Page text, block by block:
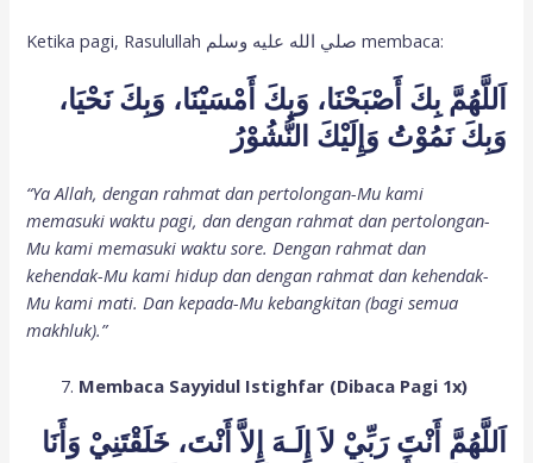
Ketika pagi, Rasulullah صلي الله عليه وسلم membaca:
اَللَّهُمَّ بِكَ أَصْبَحْنَا، وَبِكَ أَمْسَيْنَا، وَبِكَ نَحْيَا،
وَبِكَ نَمُوْتُ وَإِلَيْكَ النُّشُوْرُ
“Ya Allah, dengan rahmat dan pertolongan-Mu kami
memasuki waktu pagi, dan dengan rahmat dan pertolongan-
Mu kami memasuki waktu sore. Dengan rahmat dan
kehendak-Mu kami hidup dan dengan rahmat dan kehendak-
Mu kami mati. Dan kepada-Mu kebangkitan (bagi semua
makhluk).”
Membaca Sayyidul Istighfar (Dibaca Pagi 1x)
اَللَّهُمَّ أَنْتَ رَبِّيْ لاَ إِلَـهَ إِلاَّ أَنْتَ، خَلَقْتَنِيْ وَأَنَا